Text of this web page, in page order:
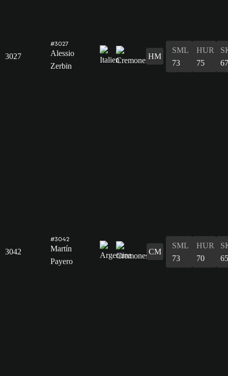
3027
#3027
Alessio
Zerbin
HM
SML
73
HUR
75
67
3042
#3042
Martín
Payero
CM
SML
73
HUR
70
65